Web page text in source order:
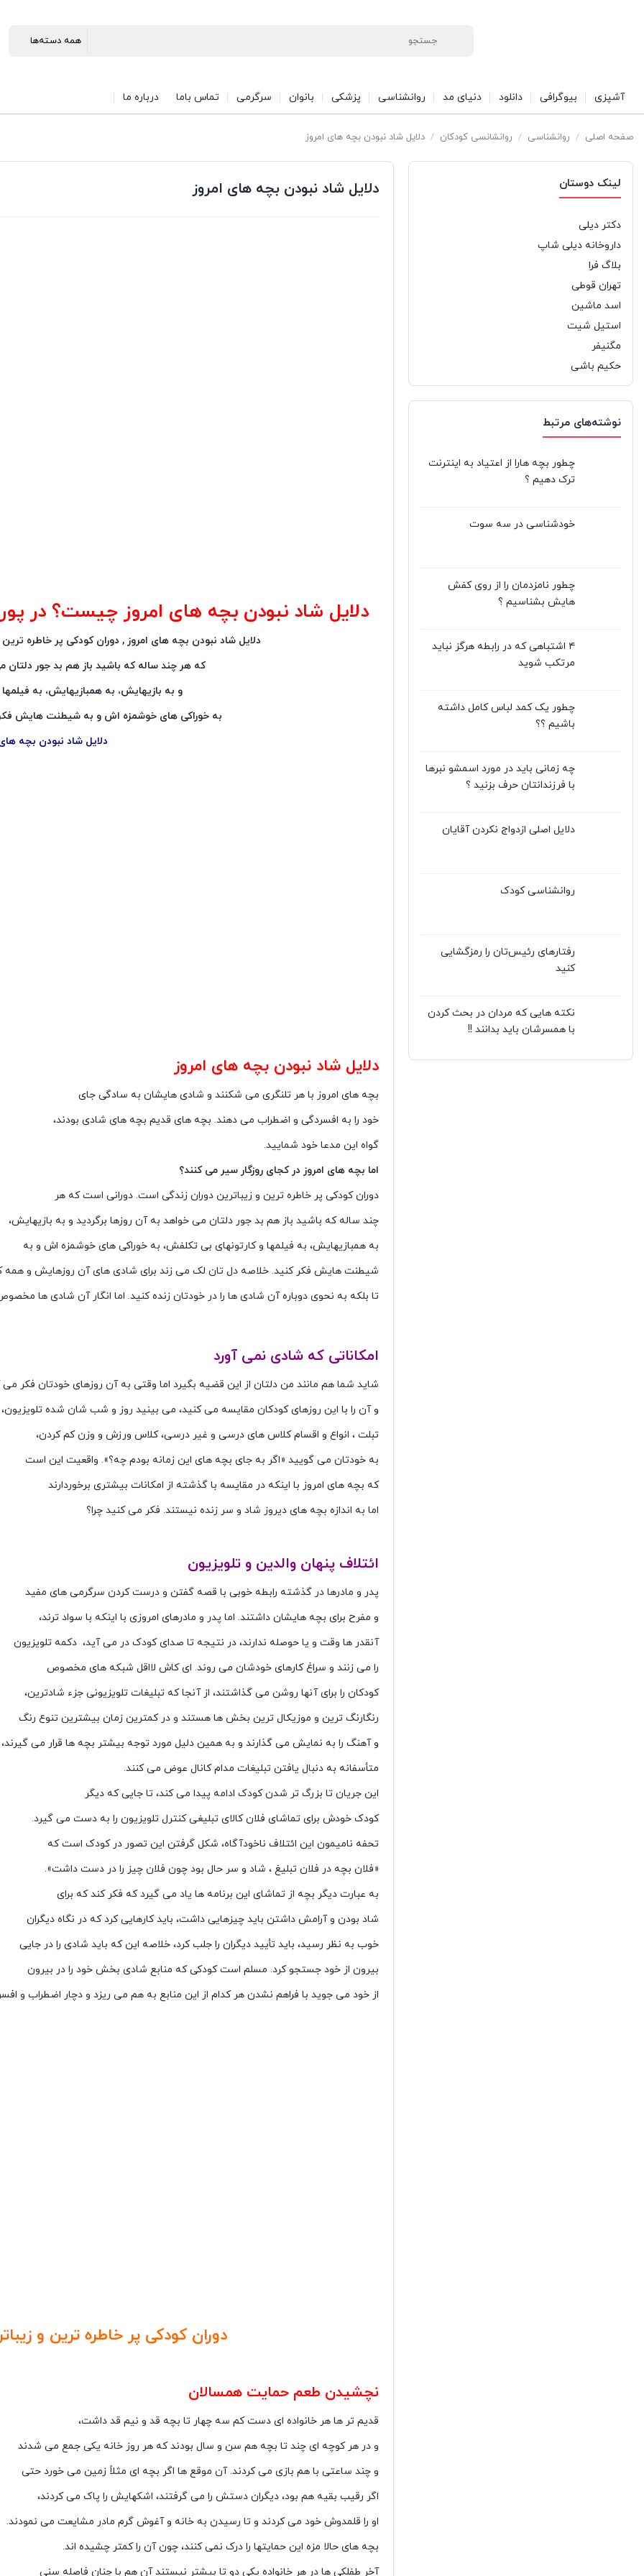
آشپزی بیوگرافی دانلود دنیای مد روانشناسی پزشکی بانوان سرگرمی تماس باما درباره ما
صفحه اصلی / روانشناسی / روانشانسی کودکان / دلایل شاد نبودن بچه های امروز
لینک دوستان
دکتر دیلی
داروخانه دیلی شاپ
بلاگ فرا
تهران قوطی
اسد ماشین
استیل شیت
مگنیفر
حکیم باشی
نوشته‌های مرتبط
چطور بچه هارا از اعتیاد به اینترنت
ترک دهیم ؟
خودشناسی در سه سوت
چطور نامزدمان را از روی کفش
هایش بشناسیم ؟
۴ اشتباهی که در رابطه هرگز نباید
مرتکب شوید
چطور یک کمد لباس کامل داشته
باشیم ؟؟
چه زمانی باید در مورد اسمشو نبرها
با فرزندانتان حرف بزنید ؟
دلایل اصلی ازدواج نکردن آقایان
روانشناسی کودک
رفتارهای رئیس‌تان را رمزگشایی
کنید
نکته هایی که مردان در بحث کردن
با همسرشان باید بدانند !!
دلایل شاد نبودن بچه های امروز
دلایل شاد نبودن بچه های امروز چیست؟ در
دلایل شاد نبودن بچه های امروز , دوران کودکی پر خاطره
که هر چند ساله که باشید باز هم بد جور دلتان
و به بازیهایش، به همبازیهایش، به
به خوراکی های خوشمزه اش و به شیطنت هایش فکر
دلایل شاد نبودن بچه های
دلایل شاد نبودن بچه های امروز
بچه های امروز با هر تلنگری می شکنند و شادی هایشان به سادگی جای
خود را به افسردگی و اضطراب می دهند. بچه های قدیم بچه های شادی بودند،
گواه این مدعا خود شمایید.
اما بچه های امروز در کجای روزگار سیر می کنند؟
دوران کودکی پر خاطره ترین و زیباترین دوران زندگی است. دورانی است که هر
چند ساله که باشید باز هم بد جور دلتان می خواهد به آن روزها برگردید و به بازیهایش،
به همبازیهایش، به فیلمها و کارتونهای بی تکلفش، به خوراکی های خوشمزه اش و به
شیطنت هایش فکر کنید. خلاصه دل تان لک می زند برای شادی های آن روزهایش و همه
تا بلکه به نحوی دوباره آن شادی ها را در خودتان زنده کنید. اما انگار آن شادی ها
امکاناتی که شادی نمی آورد
شاید شما هم مانند من دلتان از این قضیه بگیرد اما وقتی به آن روزهای خودتان فکر می
و آن را با این روزهای کودکان مقایسه می کنید، می بینید روز و شب شان شده تلویزیون،
تبلت ، انواع و اقسام کلاس های درسی و غیر درسی، کلاس ورزش و وزن کم کردن،
به خودتان می گویید «اگر به جای بچه های این زمانه بودم چه؟». واقعیت این است
که بچه های امروز با اینکه در مقایسه با گذشته از امکانات بیشتری برخوردارند
اما به اندازه بچه های دیروز شاد و سر زنده نیستند. فکر می کنید چرا؟
ائتلاف پنهان والدین و تلویزیون
پدر و مادرها در گذشته رابطه خوبی با قصه گفتن و درست کردن سرگرمی های مفید
و مفرح برای بچه هایشان داشتند. اما پدر و مادرهای امروزی با اینکه با سواد ترند،
آنقدر ها وقت و یا حوصله ندارند، در نتیجه تا صدای کودک در می آید، دکمه تلویزیون
را می زنند و سراغ کارهای خودشان می روند. ای کاش لااقل شبکه های مخصوص
کودکان را برای آنها روشن می گذاشتند، از آنجا که تبلیغات تلویزیونی جزء شادترین،
رنگارنگ ترین و موزیکال ترین بخش ها هستند و در کمترین زمان بیشترین تنوع رنگ
و آهنگ را به نمایش می گذارند و به همین دلیل مورد توجه بیشتر بچه ها قرار می گیرند،
متأسفانه به دنبال یافتن تبلیغات مدام کانال عوض می کنند.
این جریان تا بزرگ تر شدن کودک ادامه پیدا می کند، تا جایی که دیگر
کودک خودش برای تماشای فلان کالای تبلیغی کنترل تلویزیون را به دست می گیرد.
تحفه نامیمون این ائتلاف ناخودآگاه، شکل گرفتن این تصور در کودک است که
«فلان بچه در فلان تبلیغ ، شاد و سر حال بود چون فلان چیز را در دست داشت».
به عبارت دیگر بچه از تماشای این برنامه ها یاد می گیرد که فکر کند که برای
شاد بودن و آرامش داشتن باید چیزهایی داشت، باید کارهایی کرد که در نگاه دیگران
خوب به نظر رسید، باید تأیید دیگران را جلب کرد، خلاصه این که باید شادی را در جایی
بیرون از خود جستجو کرد. مسلم است کودکی که منابع شادی بخش خود را در بیرون
از خود می جوید با فراهم نشدن هر کدام از این منابع به هم می ریزد و دچار اضطراب و
دوران کودکی پر خاطره ترین و
نچشیدن طعم حمایت همسالان
قدیم تر ها هر خانواده ای دست کم سه چهار تا بچه قد و نیم قد داشت،
و در هر کوچه ای چند تا بچه هم سن و سال بودند که هر روز خانه یکی جمع می شدند
و چند ساعتی با هم بازی می کردند. آن موقع ها اگر بچه ای مثلاً زمین می خورد حتی
اگر رقیب بقیه هم بود، دیگران دستش را می گرفتند، اشکهایش را پاک می کردند،
او را قلمدوش خود می کردند و تا رسیدن به خانه و آغوش گرم مادر مشایعت می نمودند.
بچه های حالا مزه این حمایتها را درک نمی کنند، چون آن را کمتر چشیده اند.
آخر طفلکی ها در هر خانواده یکی دو تا بیشتر نیستند آن هم با چنان فاصله سنی